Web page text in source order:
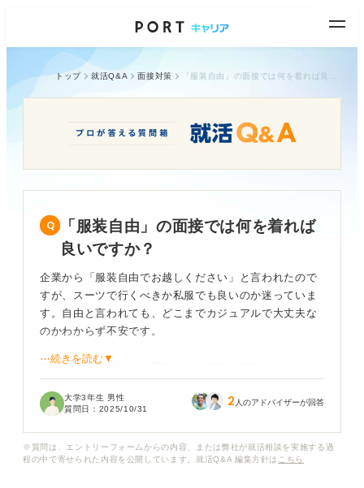
トップ 就活Q&A 面接対策
「服装自由」の面接では何を着れば
良いですか？
企業から「服装自由でお越しください」と言われたので
すが、スーツで行くべきか私服でも良いのか迷っていま
す。自由と言われても、どこまでカジュアルで大丈夫な
のかわからず不安です。
服装自由の面接では、実際どんな服装が印象が良いので
⋯続きを読む▼
大学3年生 男性
質問日： 2025/10/31 2 人のアドバイザーが回答
※質問は、エントリーフォームからの内容、または弊社が就活相談を実施する過
程の中で寄せられた内容を公開しています。就活Q&A 編集方針は こちら